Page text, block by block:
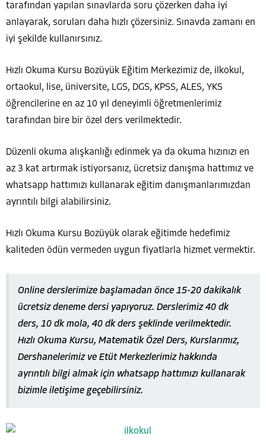
tarafından yapılan sınavlarda soru çözerken daha iyi
anlayarak, soruları daha hızlı çözersiniz. Sınavda zamanı en
iyi şekilde kullanırsınız.
Hızlı Okuma Kursu Bozüyük Eğitim Merkezimiz de, ilkokul,
ortaokul, lise, üniversite, LGS, DGS, KPSS, ALES, YKS
öğrencilerine en az 10 yıl deneyimli öğretmenlerimiz
tarafından bire bir özel ders verilmektedir.
Düzenli okuma alışkanlığı edinmek ya da okuma hızınızı en
az 3 kat artırmak istiyorsanız, ücretsiz danışma hattımız ve
whatsapp hattımızı kullanarak eğitim danışmanlarımızdan
ayrıntılı bilgi alabilirsiniz.
Hızlı Okuma Kursu Bozüyük olarak eğitimde hedefimiz
kaliteden ödün vermeden uygun fiyatlarla hizmet vermektir.
Online derslerimize başlamadan önce 15-20 dakikalık
ücretsiz deneme dersi yapıyoruz. Derslerimiz 40 dk
ders, 10 dk mola, 40 dk ders şeklinde verilmektedir.
Hızlı Okuma Kursu, Matematik Özel Ders, Kurslarımız,
Dershanelerimiz ve Etüt Merkezlerimiz hakkında
ayrıntılı bilgi almak için whatsapp hattımızı kullanarak
bizimle iletişime geçebilirsiniz.